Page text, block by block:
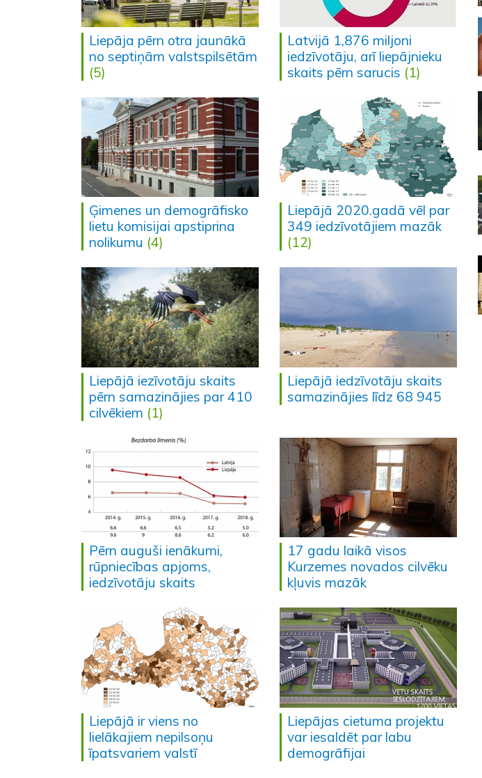
Liepāja pērn otra jaunākā
no septiņām valstspilsētām
(5)
Latvijā 1,876 miljoni
iedzīvotāju, arī liepājnieku
skaits pērn sarucis (1)
Ģimenes un demogrāfisko
lietu komisijai apstiprina
nolikumu (4)
Liepājā 2020.gadā vēl par
349 iedzīvotājiem mazāk
(12)
Liepājā iezīvotāju skaits
pērn samazinājies par 410
cilvēkiem (1)
Liepājā iedzīvotāju skaits
samazinājies līdz 68 945
Pērn auguši ienākumi,
rūpniecības apjoms,
iedzīvotāju skaits
17 gadu laikā visos
Kurzemes novados cilvēku
kļuvis mazāk
Liepājā ir viens no
lielākajiem nepilsoņu
īpatsvariem valstī
Liepājas cietuma projektu
var iesaldēt par labu
demogrāfijai